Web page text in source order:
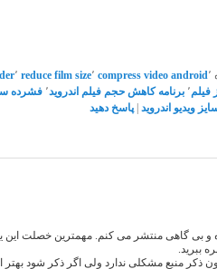
compress video android٬ reduce film size٬ ٬
فیلم٬ برنامه کاهش حجم فیلم اندروید٬ فشرده
ویدیو اندروید |پاسخ دهید
و بی گاهی منتشر می کنم. مهمترین خصلت
ببرید.
ذکر منبع مشکلی ندارد ولی اگر ذکر شود